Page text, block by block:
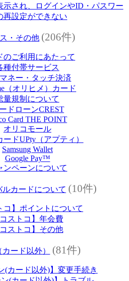
示され、ログインやID・パスワー
再設定ができない
・その他 (206件)
のご利用にあたって
種付帯サービス
ネー・タッチ決済
（オリヒメ）カード
量規制について
ドローンCREST
Card THE POINT
オリコモール
ードUPty（アプティ）
Samsung Wallet
Google Pay™
ンペーンについて
カードについて (10件)
コ】ポイントについて
コストコ】年会費
コストコ】その他
ード以外） (81件)
(カード以外)】変更手続き